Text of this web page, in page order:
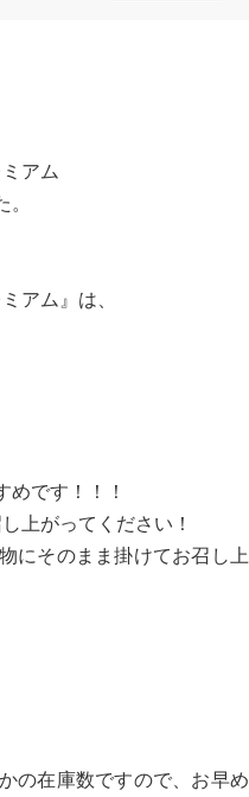
アム
アム』は、
めです！！！
上がってください！
にそのまま掛けてお召し上
の在庫数ですので、お早め